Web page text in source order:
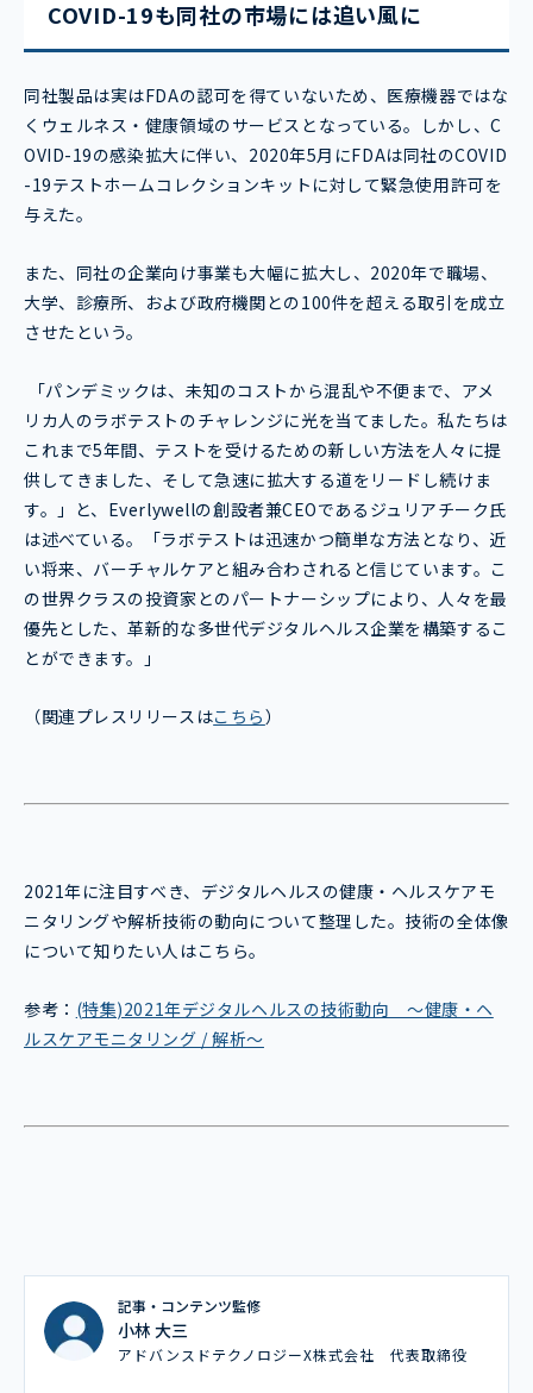
COVID-19も同社の市場には追い風に
同社製品は実はFDAの認可を得ていないため、医療機器ではな
くウェルネス・健康領域のサービスとなっている。しかし、C
OVID-19の感染拡大に伴い、2020年5月にFDAは同社のCOVID
-19テストホームコレクションキットに対して緊急使用許可を
与えた。
また、同社の企業向け事業も大幅に拡大し、2020年で職場、
大学、診療所、および政府機関との100件を超える取引を成立
させたという。
「パンデミックは、未知のコストから混乱や不便まで、アメ
リカ人のラボテストのチャレンジに光を当てました。私たちは
これまで5年間、テストを受けるための新しい方法を人々に提
供してきました、そして急速に拡大する道をリードし続けま
す。」と、Everlywellの創設者兼CEOであるジュリアチーク氏
は述べている。「ラボテストは迅速かつ簡単な方法となり、近
い将来、バーチャルケアと組み合わされると信じています。こ
の世界クラスの投資家とのパートナーシップにより、人々を最
優先とした、革新的な多世代デジタルヘルス企業を構築するこ
とができます。」
（関連プレスリリースはこちら）
2021年に注目すべき、デジタルヘルスの健康・ヘルスケアモ
ニタリングや解析技術の動向について整理した。技術の全体像
について知りたい人はこちら。
参考： (特集)2021年デジタルヘルスの技術動向 ～健康・ヘ
ルスケアモニタリング / 解析～
記事・コンテンツ監修
小林 大三
アドバンスドテクノロジーX株式会社 代表取締役